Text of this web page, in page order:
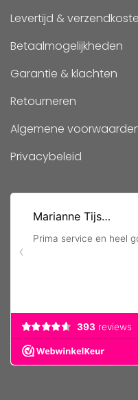
Levertijd &
Betaalmogelijkheden
Garantie & klachten
Retourneren
Algemene
Privacybeleid